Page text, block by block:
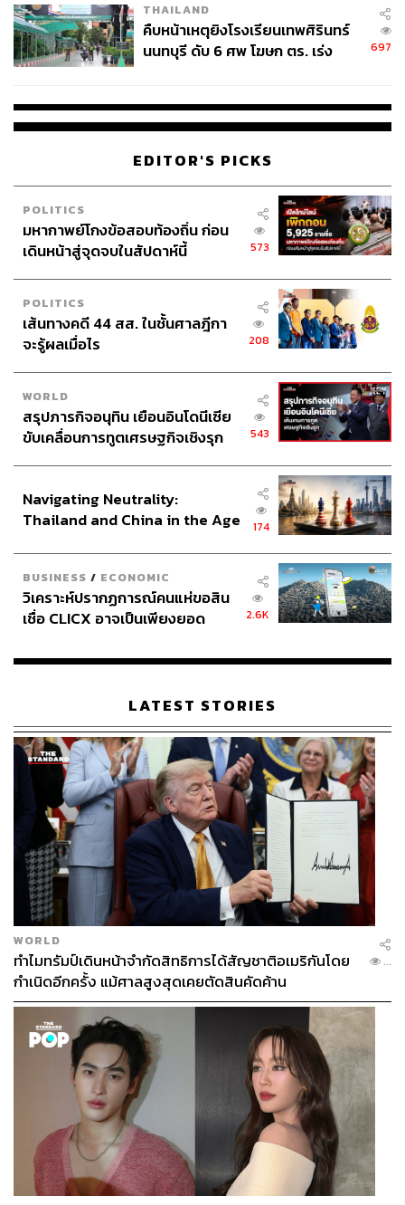
THAILAND
คืบหน้าเหตุยิงโรงเรียนเทพศิรินทร์
นนทบุรี ดับ 6 ศพ โฆษก ตร. เร่ง
697
EDITOR'S PICKS
POLITICS
มหากาพย์โกงข้อสอบท้องถิ่น ก่อน
เดินหน้าสู่จุดจบในสัปดาห์นี้
573
POLITICS
เส้นทางคดี 44 สส. ในชั้นศาลฎีกา
จะรู้ผลเมื่อไร
208
WORLD
สรุปภารกิจอนุทิน เยือนอินโดนีเซีย
ขับเคลื่อนการทูตเศรษฐกิจเชิงรุก
543
Navigating Neutrality:
Thailand and China in the Age
174
BUSINESS / ECONOMIC
วิเคราะห์ปรากฏการณ์คนแห่ขอสิน
เชื่อ CLICX อาจเป็นเพียงยอด
เรือนไทยที่ถูกซุกไว้
2.6K
LATEST STORIES
WORLD
ทำไมทรัมป์เดินหน้าจำกัดสิทธิการได้สัญชาติอเมริกันโดย
กำเนิดอีกครั้ง แม้ศาลสูงสุดเคยตัดสินคัดค้าน
...